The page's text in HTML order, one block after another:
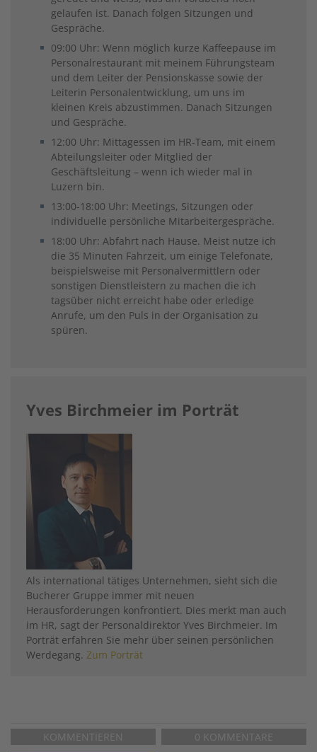
gelaufen ist. Danach folgen Sitzungen und
Gespräche.
09:00 Uhr: Wenn möglich kurze Kaffeepause im
Personalrestaurant mit meinem Führungsteam
und dem Leiter der Pensionskasse sowie der
Leiterin Personalentwicklung, um uns im
kleinen Kreis abzustimmen. Danach Sitzungen
und Gespräche.
12:00 Uhr: Mittagessen im HR-Team, mit einem
Abteilungsleiter oder Mitglied der
Geschäftsleitung – wenn ich wieder mal in
Luzern bin.
13:00-18:00 Uhr: Meetings, Sitzungen oder
individuelle persönliche Mitarbeitergespräche.
18:00 Uhr: Abfahrt nach Hause. Meist nutze ich
die 35 Minuten Fahrzeit, um einige Telefonate,
beispielsweise mit Personalvermittlern oder
sonstigen Dienstleistern zu machen die ich
tagsüber nicht erreicht habe oder erledige
Anrufe, um den Puls in der Organisation zu
spüren.
Yves Birchmeier im Porträt
Image
Als international tätiges Unternehmen, sieht sich die
Bucherer Gruppe immer mit neuen
Herausforderungen konfrontiert. Dies merkt man auch
im HR, sagt der Personaldirektor Yves Birchmeier. Im
Porträt erfahren Sie mehr über seinen persönlichen
Werdegang. Zum Porträt
KOMMENTIEREN
0 KOMMENTARE